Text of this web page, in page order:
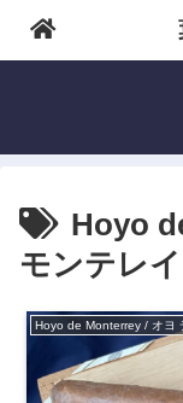
Hoyo
モンテレイ
Hoyo de Monterrey / オヨ